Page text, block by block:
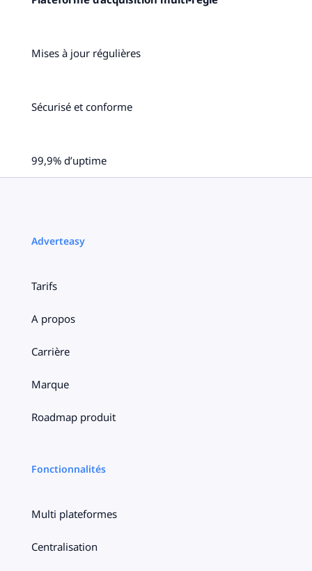
Mises à jour régulières
Sécurisé et conforme
99,9% d’uptime
Adverteasy
Tarifs
A propos
Carrière
Marque
Roadmap produit
Fonctionnalités
Multi plateformes
Centralisation